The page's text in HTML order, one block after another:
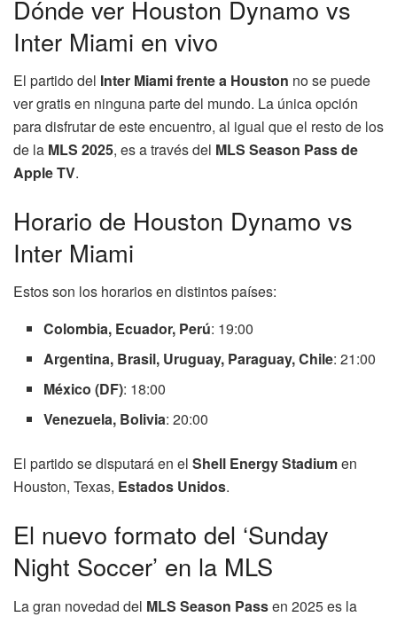
Dónde ver Houston Dynamo vs
Inter Miami en vivo
El partido del Inter Miami frente a Houston no se puede
ver gratis en ninguna parte del mundo. La única opción
para disfrutar de este encuentro, al igual que el resto de los
de la MLS 2025, es a través del MLS Season Pass de
Apple TV.
Horario de Houston Dynamo vs
Inter Miami
Estos son los horarios en distintos países:
Colombia, Ecuador, Perú: 19:00
Argentina, Brasil, Uruguay, Paraguay, Chile: 21:00
México (DF): 18:00
Venezuela, Bolivia: 20:00
El partido se disputará en el Shell Energy Stadiumen
Houston, Texas, Estados Unidos.
El nuevo formato del ‘Sunday
Night Soccer’ en la MLS
La gran novedad del MLS Season Passen 2025 es la